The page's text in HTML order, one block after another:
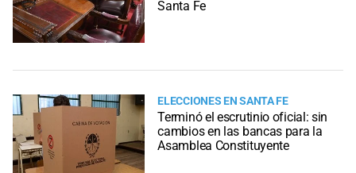
Santa Fe
ELECCIONES EN SANTA FE
Terminó el escrutinio oficial: sin
cambios en las bancas para la
Asamblea Constituyente